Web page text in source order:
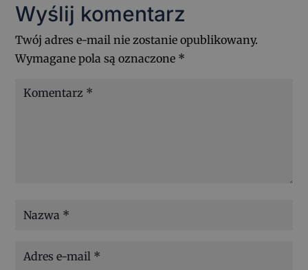
Wyślij komentarz
Twój adres e-mail nie zostanie opublikowany.
Wymagane pola są oznaczone *